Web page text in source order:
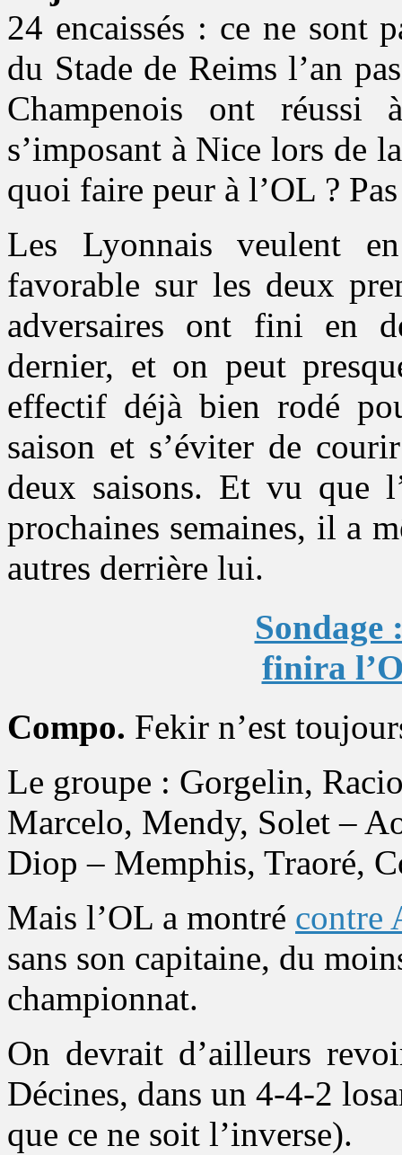
24 encaissés : ce ne sont
du Stade de Reims l’an
Champenois ont
s’imposant à Nice lors de
quoi faire peur à l’OL ?
Les Lyonnais veulent
favorable sur les deux
adversaires ont fini en
dernier, et on peut
effectif déjà bien rodé
saison et s’éviter de
deux saisons. Et vu que
prochaines semaines, il a
autres derrière lui.
Sondage
finira
Compo. Fekir n’est
Le groupe : Gorgelin,
Marcelo, Mendy, Solet –
Diop – Memphis, Traoré,
Mais l’OL a montré contre
sans son capitaine, du
championnat.
On devrait d’ailleurs
Décines, dans un 4-4-2
que ce ne soit l’inverse).